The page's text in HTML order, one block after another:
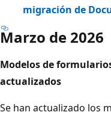
migración de
Marzo de 2026
Modelos de
actualizados
Se han actualizado los